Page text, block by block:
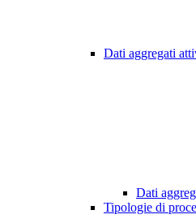
Dati aggregati
Dati
Tipologie di